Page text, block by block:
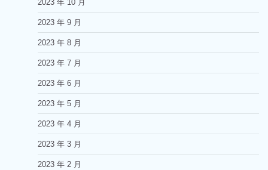
2023 年 10 月
2023 年 9 月
2023 年 8 月
2023 年 7 月
2023 年 6 月
2023 年 5 月
2023 年 4 月
2023 年 3 月
2023 年 2 月